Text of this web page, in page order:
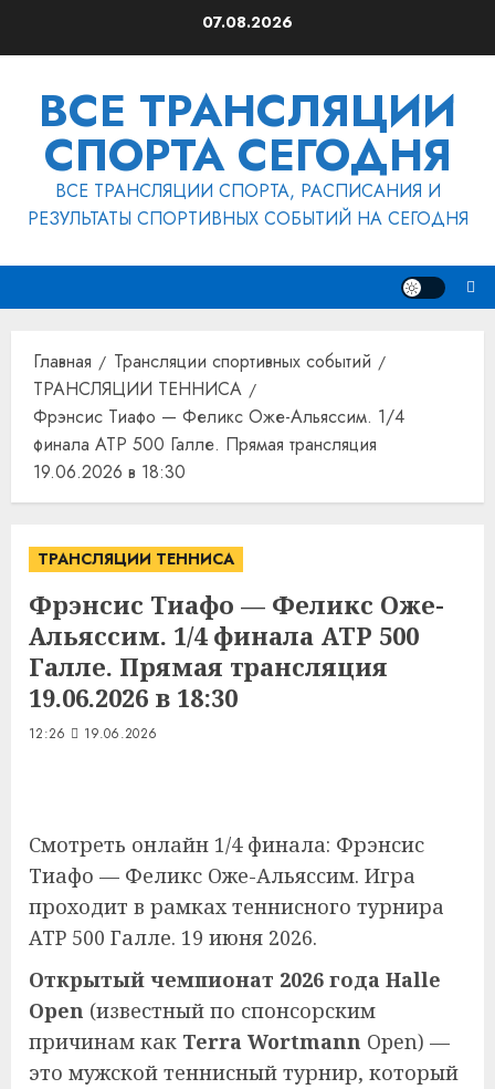
07.08.2026
ВСЕ ТРАНСЛЯЦИИ
СПОРТА СЕГОДНЯ
ВСЕ ТРАНСЛЯЦИИ СПОРТА, РАСПИСАНИЯ И
РЕЗУЛЬТАТЫ СПОРТИВНЫХ СОБЫТИЙ НА СЕГОДНЯ
Главная
Трансляции спортивных событий
ТРАНСЛЯЦИИ ТЕННИСА
Фрэнсис Тиафо — Феликс Оже-Альяссим. 1/4
финала ATP 500 Галле. Прямая трансляция
19.06.2026 в 18:30
ТРАНСЛЯЦИИ ТЕННИСА
Фрэнсис Тиафо — Феликс Оже-
Альяссим. 1/4 финала ATP 500
Галле. Прямая трансляция
19.06.2026 в 18:30
12:26 19.06.2026
Смотреть онлайн 1/4 финала: Фрэнсис
Тиафо — Феликс Оже-Альяссим. Игра
проходит в рамках теннисного турнира
ATP 500 Галле. 19 июня 2026.
Открытый чемпионат 2026 года Halle
Open (известный по спонсорским
причинам как Terra Wortmann Open) —
это мужской теннисный турнир, который